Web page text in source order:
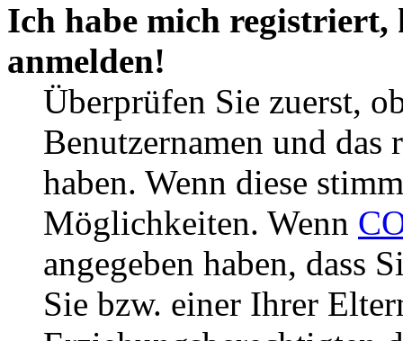
Ich habe mich
anmelden!
Überprüfen Sie zuerst,
Benutzernamen und das
haben. Wenn diese
Möglichkeiten. Wenn
angegeben haben, dass
Sie bzw. einer Ihrer